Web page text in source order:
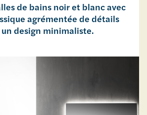
de bains noir et blanc avec
agrémentée de détails
design minimaliste.